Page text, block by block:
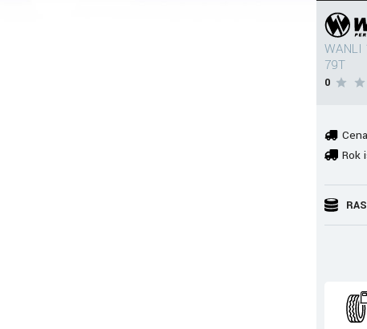
WANLI
79T
0
Rok